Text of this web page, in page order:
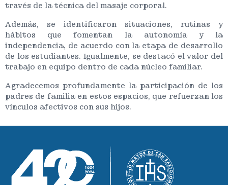
través de la técnica del masaje corporal.
Además, se identificaron situaciones, rutinas y
hábitos que fomentan la autonomía y la
independencia, de acuerdo con la etapa de desarrollo
de los estudiantes. Igualmente, se destacó el valor del
trabajo en equipo dentro de cada núcleo familiar.
Agradecemos profundamente la participación de los
padres de familia en estos espacios, que refuerzan los
vínculos afectivos con sus hijos.